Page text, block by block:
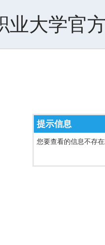
业大学官
提示信息
您要查看的信息不存